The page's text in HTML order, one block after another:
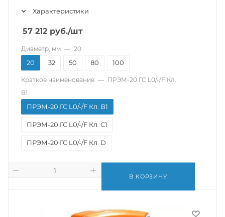
Характеристики
57 212 руб./шт
Диаметр, мм — 20
20 32 50 80 100
Краткое наименование — ПРЭМ-20 ГС L0/-/F Кл.
B1
ПРЭМ-20 ГС L0/-/F Кл. B1
ПРЭМ-20 ГС L0/-/F Кл. С1
ПРЭМ-20 ГС L0/-/F Кл. D
В КОРЗИНУ